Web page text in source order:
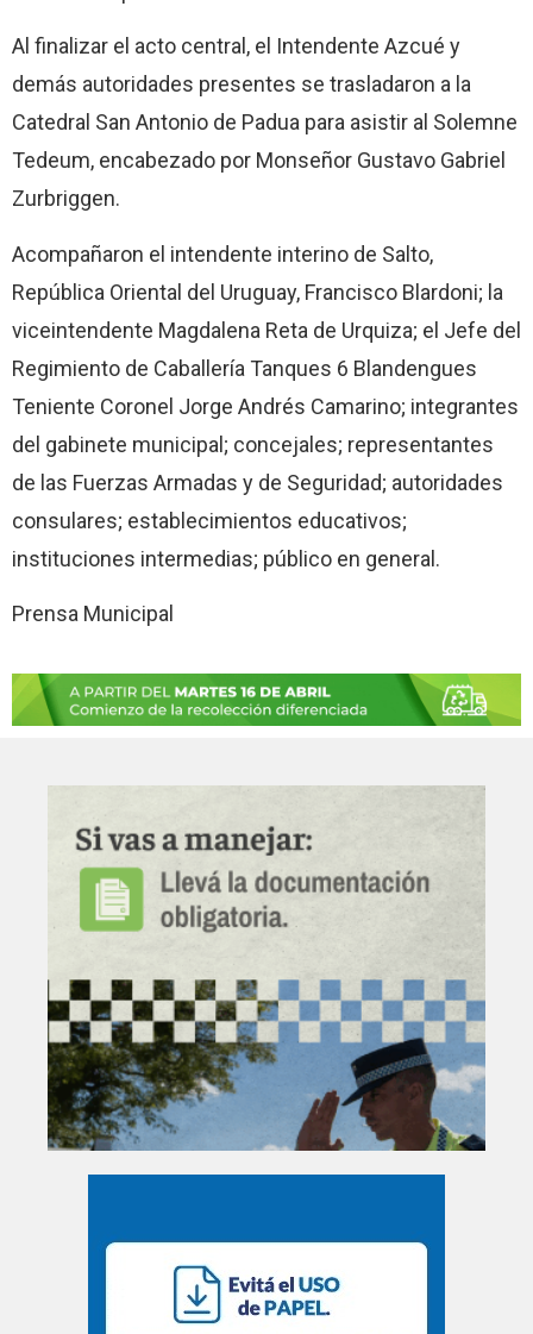
Al finalizar el acto central, el Intendente Azcué y
demás autoridades presentes se trasladaron a la
Catedral San Antonio de Padua para asistir al Solemne
Tedeum, encabezado por Monseñor Gustavo Gabriel
Zurbriggen.
Acompañaron el intendente interino de Salto,
República Oriental del Uruguay, Francisco Blardoni; la
viceintendente Magdalena Reta de Urquiza; el Jefe del
Regimiento de Caballería Tanques 6 Blandengues
Teniente Coronel Jorge Andrés Camarino; integrantes
del gabinete municipal; concejales; representantes
de las Fuerzas Armadas y de Seguridad; autoridades
consulares; establecimientos educativos;
instituciones intermedias; público en general.
Prensa Municipal